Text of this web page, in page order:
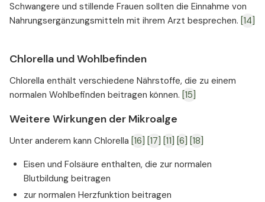
Schwangere und stillende Frauen sollten die Einnahme von
Nahrungsergänzungsmitteln mit ihrem Arzt besprechen. [14]
Chlorella und Wohlbefinden
Chlorella enthält verschiedene Nährstoffe, die zu einem
normalen Wohlbefinden beitragen können. [15]
Weitere Wirkungen der Mikroalge
Unter anderem kann Chlorella [16] [17] [11] [6]
[18]
Eisen und Folsäure enthalten, die zur normalen
Blutbildung beitragen
zur normalen Herzfunktion beitragen